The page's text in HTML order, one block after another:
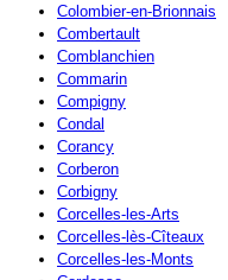
Colombier-en-Brionnais
Combertault
Comblanchien
Commarin
Compigny
Condal
Corancy
Corberon
Corbigny
Corcelles-les-Arts
Corcelles-lès-Cîteaux
Corcelles-les-Monts